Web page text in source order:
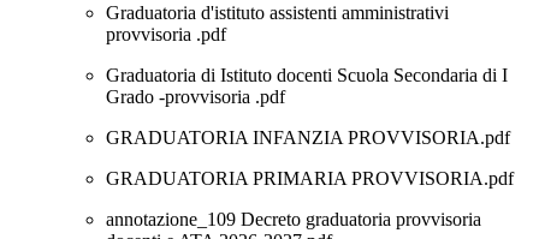
Graduatoria d'istituto assistenti amministrativi
provvisoria .pdf
Graduatoria di Istituto docenti Scuola Secondaria di I
Grado -provvisoria .pdf
GRADUATORIA INFANZIA PROVVISORIA.pdf
GRADUATORIA PRIMARIA PROVVISORIA.pdf
annotazione_109 Decreto graduatoria provvisoria